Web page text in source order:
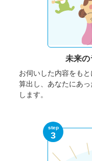
未来の
お伺いした内容をも
算出し、あなたにあ
します。
step
3